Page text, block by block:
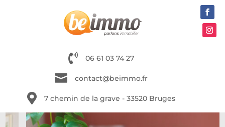
 06 61 03 74 27
 contact@beimmo.fr
 7 chemin de la grave - 33520 Bruges